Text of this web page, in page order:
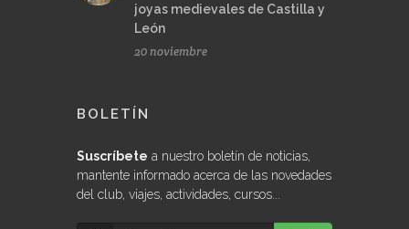
joyas medievales de Castilla y
León
20 noviembre
BOLETÍN
Suscríbete a nuestro boletín de noticias,
mantente informado acerca de las novedades
del club, viajes, actividades, cursos...